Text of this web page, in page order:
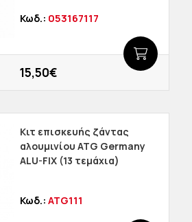
Κωδ.: 053167117
15,50€
Κιτ επισκευής ζάντας
αλουμινίου ATG Germany
ALU-FIX (13 τεμάχια)
Κωδ.: ATG111